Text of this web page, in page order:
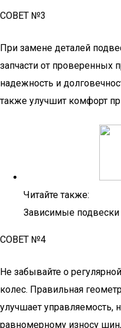
СОВЕТ №3
При замене деталей
запчасти от проверенных
надежность и
также улучшит комфорт
Читайте также:
Зависимые подвески
СОВЕТ №4
Не забывайте о
колес. Правильная
улучшает управляемость,
равномерному износу